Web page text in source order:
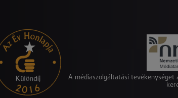
A médiaszolgáltatási tevékenységet